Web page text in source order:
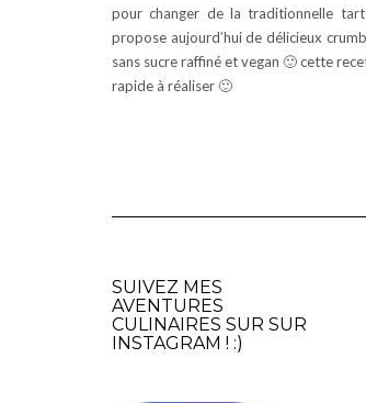
pour changer de la traditionnelle
propose aujourd’hui de délicieux
sans sucre raffiné et vegan 🙂 cette
rapide à réaliser 🙂
SUIVEZ MES
AVENTURES
CULINAIRES SUR SUR
INSTAGRAM ! :)